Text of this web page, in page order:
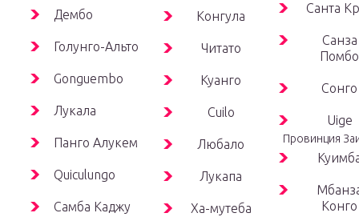
Дембо
Голунго-Альто
Gonguembo
Лукала
Панго Алукем
Quiculungo
Самба Каджу
Конгула
Читато
Куанго
Cuilo
Любало
Лукапа
Ха-мутеба
Санта
Санза
Помбо
Сонго
Uige
Провинция
Конго